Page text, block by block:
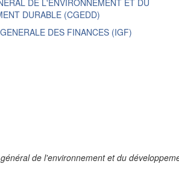
DE L'ENVIRONNEMENT ET DU
DURABLE (CGEDD)
DES FINANCES (IGF)
de l'environnement et du